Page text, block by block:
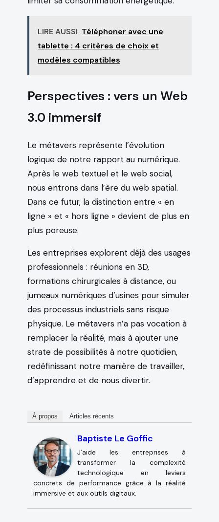
LIRE AUSSI Téléphoner avec une
tablette : 4 critères de choix et
modèles compatibles
Perspectives : vers un Web
3.0 immersif
Le métavers représente l’évolution
logique de notre rapport au numérique.
Après le web textuel et le web social,
nous entrons dans l’ère du web spatial.
Dans ce futur, la distinction entre « en
ligne » et « hors ligne » devient de plus en
plus poreuse.
Les entreprises explorent déjà des usages
professionnels : réunions en 3D,
formations chirurgicales à distance, ou
jumeaux numériques d’usines pour simuler
des processus industriels sans risque
physique. Le métavers n’a pas vocation à
remplacer la réalité, mais à ajouter une
strate de possibilités à notre quotidien,
redéfinissant notre manière de travailler,
d’apprendre et de nous divertir.
À propos Articles récents
Baptiste Le Goffic
J’aide les entreprises à
transformer la complexité
technologique en leviers
concrets de performance grâce à la réalité
immersive et aux outils digitaux.